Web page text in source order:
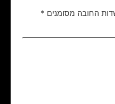
החובה מסומנים *